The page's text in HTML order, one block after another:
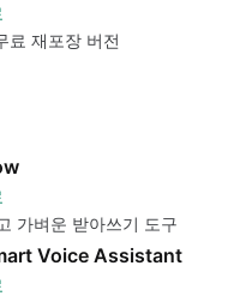
료 재포장 버전
가벼운 받아쓰기 도구
Voice Assistant